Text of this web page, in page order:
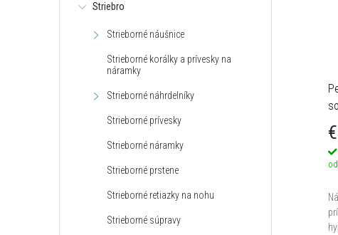
Striebro
Strieborné náušnice
Strieborné korálky a prívesky na
náramky
Strieborné náhrdelníky
Strieborné prívesky
Strieborné náramky
Strieborné prstene
Strieborné retiazky na nohu
Strieborné súpravy